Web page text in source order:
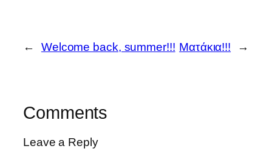
← Welcome back, summer!!! Ματάκια!!! →
Comments
Leave a Reply